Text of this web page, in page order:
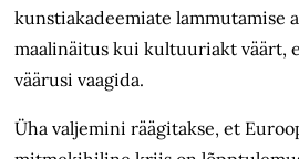
kunstiakadeemiate lammutamise
maalinäitus kui kultuuriakt väärt,
väärusi vaagida.
Üha valjemini räägitakse, et